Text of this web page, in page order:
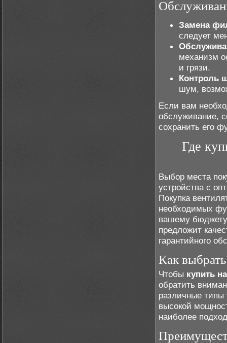
Замена
следует
механизм
и грязи.
Контроль
шум,
Если вам
обслуживание,
сохранить его
Где
Выбор места
устройства с
Покупка
необходимых
вашему
предложит
гарантийного
Как
Чтобы купить
обратить
различные
высокой
наиболее